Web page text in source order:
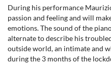
During his performance
passion and feeling and will
emotions. The sound of the
alternate to describe his
outside world, an intimate and
during the 3 months of the